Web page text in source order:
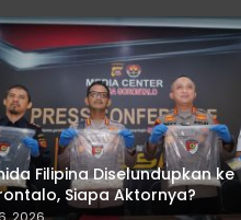
Filipina Diselundupkan ke
Siapa Aktornya?
2026